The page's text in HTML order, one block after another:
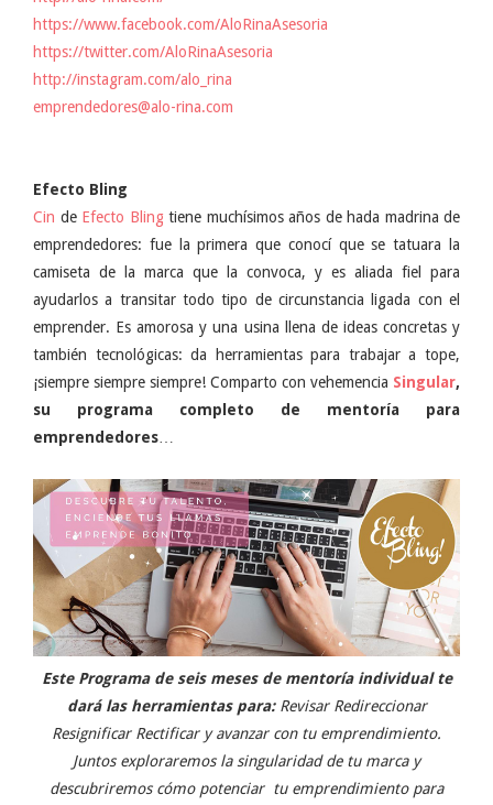
https://www.facebook.com/AloRinaAsesoria
https://twitter.com/AloRinaAsesoria
http://instagram.com/alo_rina
emprendedores@alo-rina.com
Efecto Bling
Cin de Efecto Bling tiene muchísimos años de hada madrina de
emprendedores: fue la primera que conocí que se tatuara la
camiseta de la marca que la convoca, y es aliada fiel para
ayudarlos a transitar todo tipo de circunstancia ligada con el
emprender. Es amorosa y una usina llena de ideas concretas y
también tecnológicas: da herramientas para trabajar a tope,
¡siempre siempre siempre! Comparto con vehemencia Singular,
su programa completo de mentoría para
emprendedores
Este Programa de seis meses de mentoría individual te
dará las herramientas para: Revisar Redireccionar
Resignificar Rectificar y avanzar con tu emprendimiento.
Juntos exploraremos la singularidad de tu marca y
descubriremos cómo potenciar tu emprendimiento para